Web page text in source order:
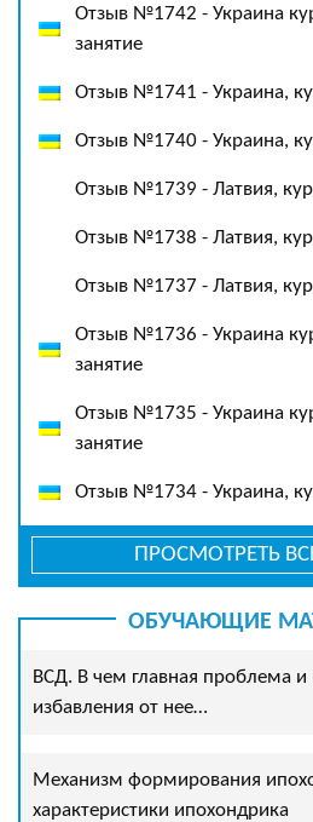
Отзыв №1742 - Украина
занятие
Отзыв №1741 - Украина,
Отзыв №1740 - Украина,
Отзыв №1739 - Латвия,
Отзыв №1738 - Латвия,
Отзыв №1737 - Латвия,
Отзыв №1736 - Украина
занятие
Отзыв №1735 - Украина
занятие
Отзыв №1734 - Украина,
ПРОСМОТРЕТЬ
ОБУЧАЮЩИЕ
ВСД. В чем главная проблема и
избавления от нее…
Механизм формирования
характеристики ипохондрика